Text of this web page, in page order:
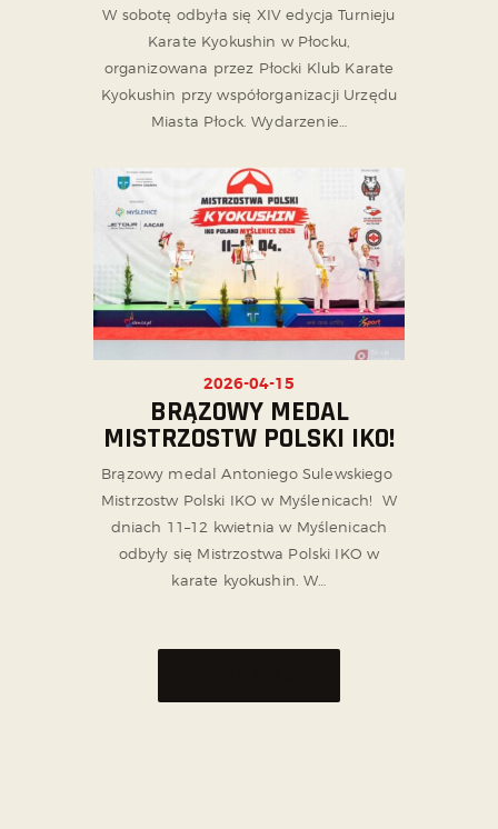
W sobotę odbyła się XIV edycja Turnieju
Karate Kyokushin w Płocku,
organizowana przez Płocki Klub Karate
Kyokushin przy współorganizacji Urzędu
Miasta Płock. Wydarzenie…
BRĄZOWY MEDAL
MISTRZOSTW POLSKI IKO!
2026-04-15
Brązowy medal Antoniego Sulewskiego
Mistrzostw Polski IKO w Myślenicach! W
dniach 11–12 kwietnia w Myślenicach
odbyły się Mistrzostwa Polski IKO w
karate kyokushin. W…